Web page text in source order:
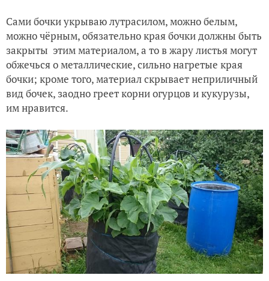
Сами бочки укрываю лутрасилом, можно белым,
можно чёрным, обязательно края бочки должны быть
закрыты этим материалом, а то в жару листья могут
обжечься о металлические, сильно нагретые края
бочки; кроме того, материал скрывает неприличный
вид бочек, заодно греет корни огурцов и кукурузы,
им нравится.